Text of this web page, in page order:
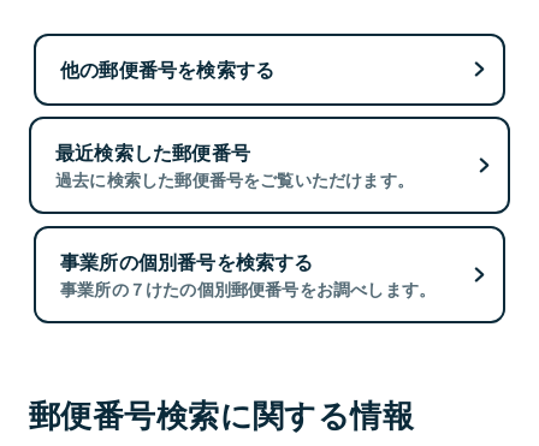
他の郵便番号を検索する
最近検索した郵便番号
過去に検索した郵便番号をご覧いただけます。
事業所の個別番号を検索する
事業所の７けたの個別郵便番号をお調べします。
郵便番号検索に関する情報